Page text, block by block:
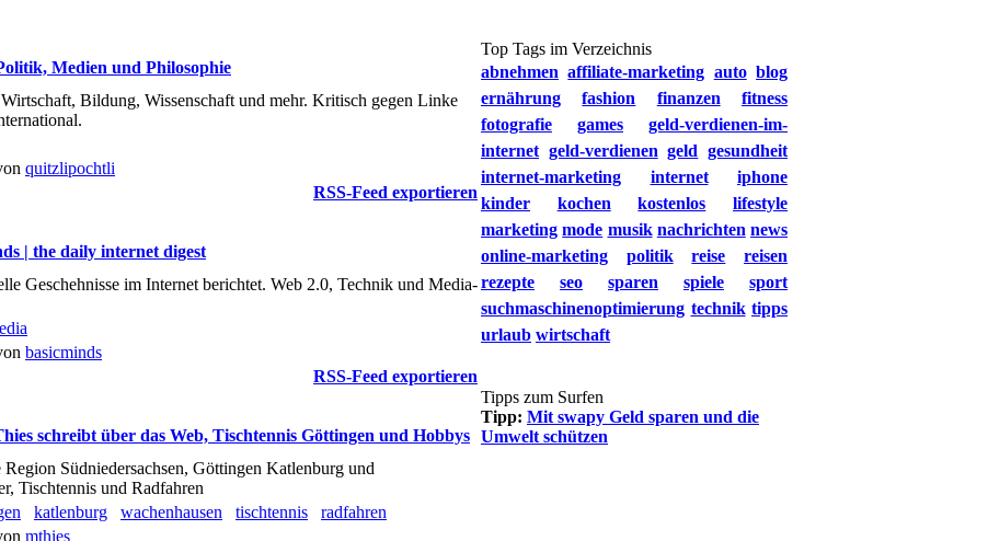
Medien und Philosophie
Bildung, Wissenschaft und mehr. Kritisch gegen Linke
quitzlipochtli
RSS-Feed exportieren
| the daily internet digest
Geschehnisse im Internet berichtet. Web 2.0, Technik und Media-
basicminds
RSS-Feed exportieren
schreibt über das Web, Tischtennis Göttingen und Hobbys
Südniedersachsen, Göttingen Katlenburg und
Tischtennis und Radfahren
katlenburg wachenhausen tischtennis
radfahren
mthies
Top Tags im Verzeichnis
abnehmen affiliate-marketing auto blog
ernährung
fashion finanzen
fitness
fotografie
games
geld-verdienen-im-
internet geld-verdienen geld gesundheit
internet-marketing
internet
iphone
kinder
kochen kostenlos
lifestyle
marketing mode musik nachrichten news
online-marketing
politik reise
reisen
rezepte
seo sparen spiele
sport
suchmaschinenoptimierung technik tipps
urlaub wirtschaft
Tipps zum Surfen
Tipp: Mit swapy Geld sparen und die
Umwelt schützen